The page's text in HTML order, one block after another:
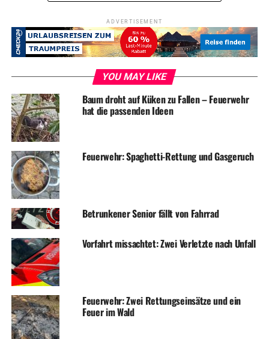
ADVERTISEMENT
RELATED TOPICS: BLAULICHT DIEBSTAHL
EINBRUCH
Spiegel abgefahren und abgehauen
DON'T MISS
Einkaufszentrum: Jetzt schließt auch noch das Arbeitsamt
ADVERTISEMENT
YOU MAY LIKE
Baum droht auf Küken zu Fallen – Feuerwehr
hat die passenden Ideen
Feuerwehr: Spaghetti-Rettung und Gasgeruch
Betrunkener Senior fällt von Fahrrad
Vorfahrt missachtet: Zwei Verletzte nach Unfall
Feuerwehr: Zwei Rettungseinsätze und ein
Feuer im Wald